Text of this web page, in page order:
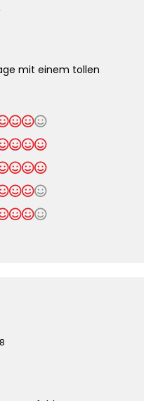
mit einem tollen